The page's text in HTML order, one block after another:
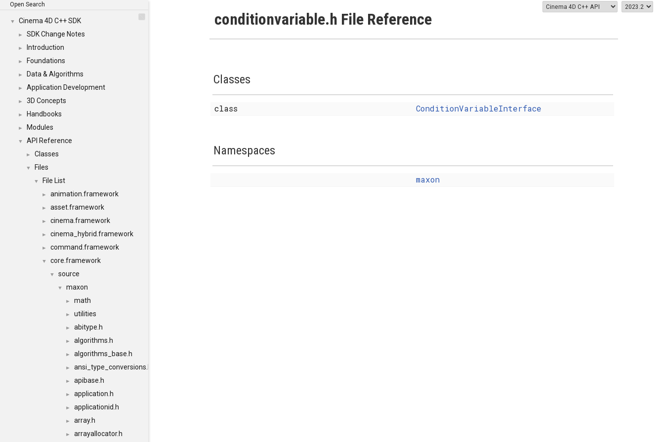
Open Search
▼ Cinema 4D C++ SDK
► SDK Change Notes
► Introduction
► Foundations
► Data & Algorithms
► Application Development
► 3D Concepts
► Handbooks
► Modules
▼ API Reference
► Classes
▼ Files
▼ File List
► animation.framework
► asset.framework
► cinema.framework
► cinema_hybrid.framework
► command.framework
▼ core.framework
▼ source
▼ maxon
► math
► utilities
► abitype.h
► algorithms.h
► algorithms_base.h
► ansi_type_conversions.h
► apibase.h
► application.h
► applicationid.h
► array.h
► arrayallocator.h
conditionvariable.h File Reference
Classes
class ConditionVariableInterface
Namespaces
maxon